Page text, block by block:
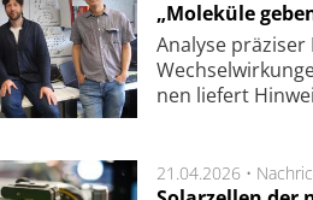
„Moleküle
Analyse
nen lie­fert
21.04.2026 •